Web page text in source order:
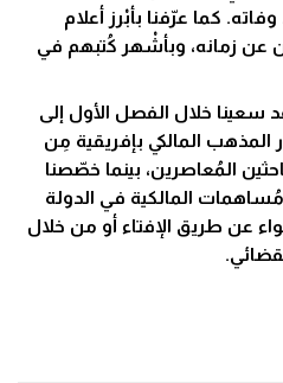
كما عرّفنا بأبْرز أعلام
عن زمانه، وبأشْهر كُتبهم في
سعينا خلال الفصل الأول إلى
المالكي بإفريقية مِن
المُعاصرين، بينما خصّصنا
المالكية في الدولة
عن طريق الإفتاء أو من خلال